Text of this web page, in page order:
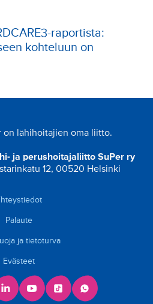
raportista:
kohteluun on
on lähihoitajien oma liitto.
ja perushoitajaliitto SuPer ry
12, 00520 Helsinki
Palaute
ja tietoturva
Evästeet